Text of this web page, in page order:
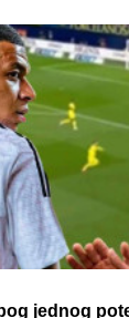
jednog